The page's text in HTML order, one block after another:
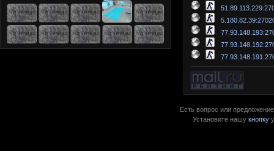
Есть вопрос или
Установите нашукнопку